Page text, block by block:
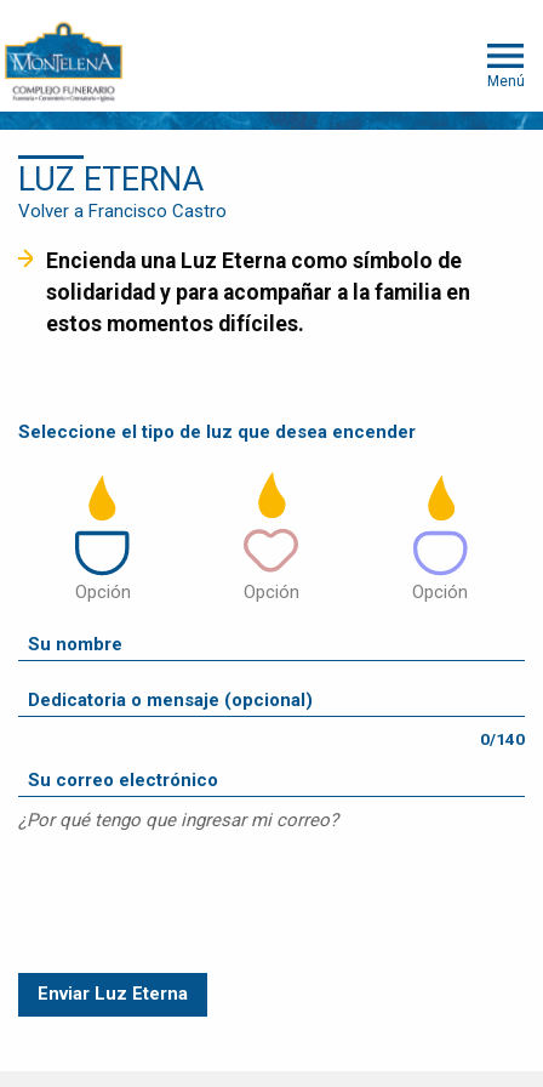
Menú
LUZ ETERNA
Volver a Francisco Castro
Encienda una Luz Eterna como símbolo de
solidaridad y para acompañar a la familia en
estos momentos difíciles.
Seleccione el tipo de luz que desea encender
Opción Opción Opción
0/140
¿Por qué tengo que ingresar mi correo?